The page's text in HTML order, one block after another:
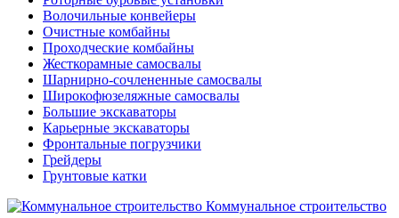
Волочильные конвейеры
Очистные комбайны
Проходческие комбайны
Жесткорамные самосвалы
Шарнирно-сочлененные самосвалы
Широкофюзеляжные самосвалы
Большие экскаваторы
Карьерные экскаваторы
Фронтальные погрузчики
Грейдеры
Грунтовые катки
Коммунальное строительство